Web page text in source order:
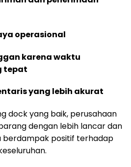
operasional
karena waktu
tepat
yang lebih akurat
dock yang baik, perusahaan
dengan lebih lancar dan
berdampak positif terhadap